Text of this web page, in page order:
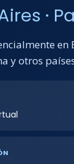
·
en
y otros